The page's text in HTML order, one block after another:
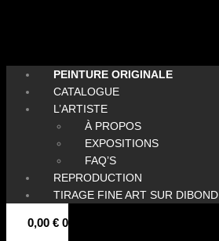
PEINTURE ORIGINALE
CATALOGUE
L’ARTISTE
À PROPOS
EXPOSITIONS
FAQ’S
REPRODUCTION
TIRAGE FINE ART SUR DIBOND
0,00 € 0